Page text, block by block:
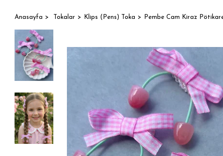
Anasayfa Tokalar Klips (Pens) Toka Pembe Cam Kiraz